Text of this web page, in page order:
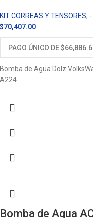
KIT CORREAS Y TENSORES,
$70,407.00
Bomba de Agua Dolz
A224
Bomba de Agua